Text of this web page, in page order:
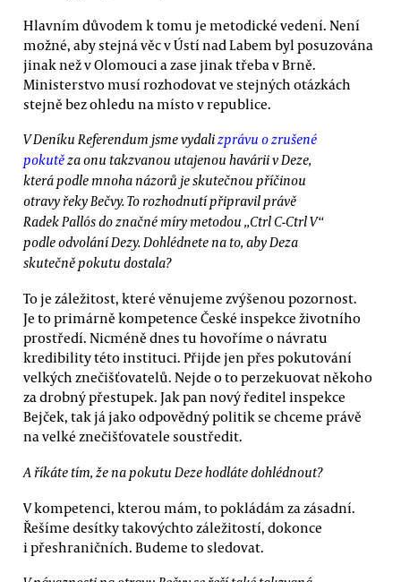
Hlavním důvodem k tomu je metodické vedení. Není
možné, aby stejná věc v Ústí nad Labem byl posuzována
jinak než v Olomouci a zase jinak třeba v Brně.
Ministerstvo musí rozhodovat ve stejných otázkách
stejně bez ohledu na místo v republice.
V Deníku Referendum jsme vydalizprávu o zrušené
pokutěza onu takzvanou utajenou havárii v Deze,
která podle mnoha názorů je skutečnou příčinou
otravy řeky Bečvy. To rozhodnutí připravil právě
Radek Pallós do značné míry metodou „Ctrl C-Ctrl V“
podle odvolání Dezy. Dohlédnete na to, aby Deza
skutečně pokutu dostala?
To je záležitost, které věnujeme zvýšenou pozornost.
Je to primárně kompetence České inspekce životního
prostředí. Nicméně dnes tu hovoříme o návratu
kredibility této instituci. Přijde jen přes pokutování
velkých znečišťovatelů. Nejde o to perzekuovat někoho
za drobný přestupek. Jak pan nový ředitel inspekce
Bejček, tak já jako odpovědný politik se chceme právě
na velké znečišťovatele soustředit.
A říkáte tím, že na pokutu Deze hodláte dohlédnout?
V kompetenci, kterou mám, to pokládám za zásadní.
Řešíme desítky takovýchto záležitostí, dokonce
i přeshraničních. Budeme to sledovat.